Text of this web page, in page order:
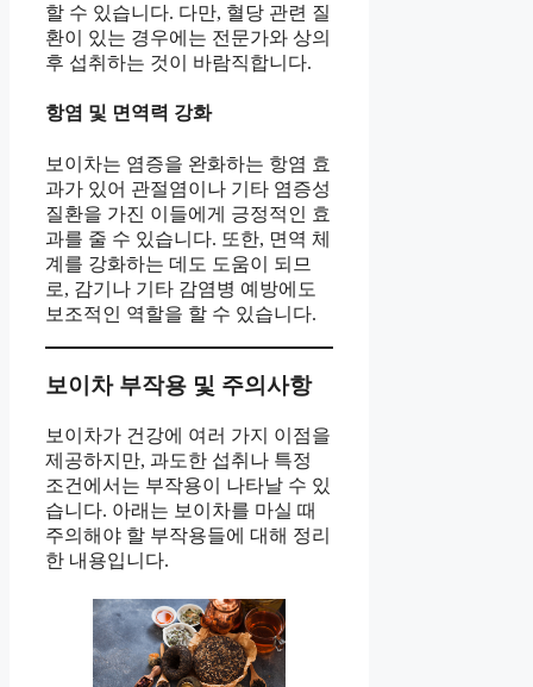
할 수 있습니다. 다만, 혈당 관련 질
환이 있는 경우에는 전문가와 상의
후 섭취하는 것이 바람직합니다.
항염 및 면역력 강화
보이차는 염증을 완화하는 항염 효
과가 있어 관절염이나 기타 염증성
질환을 가진 이들에게 긍정적인 효
과를 줄 수 있습니다. 또한, 면역 체
계를 강화하는 데도 도움이 되므
로, 감기나 기타 감염병 예방에도
보조적인 역할을 할 수 있습니다.
보이차 부작용 및 주의사항
보이차가 건강에 여러 가지 이점을
제공하지만, 과도한 섭취나 특정
조건에서는 부작용이 나타날 수 있
습니다. 아래는 보이차를 마실 때
주의해야 할 부작용들에 대해 정리
한 내용입니다.